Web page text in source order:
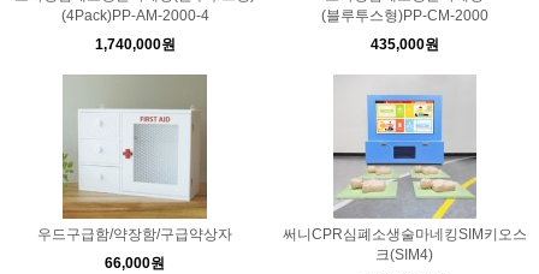
(4Pack)PP-AM-2000-4
1,740,000원
(블루투스형)PP-CM-2000
435,000원
우드구급함/약장함/구급약상자
66,000원
써니CPR심폐소생술마네킹SIM키오스
크(SIM4)